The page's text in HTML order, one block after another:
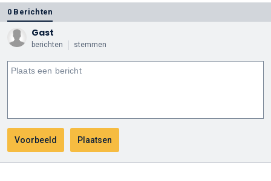
0 Berichten
Gast
berichten stemmen